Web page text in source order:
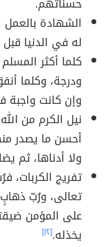
الشهادة
له في الدنيا قبل
كلما أكثر
ودرجة، وكلما
وإن كانت
نيل الكرم من
أحسن ما يصدر
ولا أدناها، ثم
تفريج الكربات،
تعالى، ورُبّ
على المؤمن
يخذله.[١٢]